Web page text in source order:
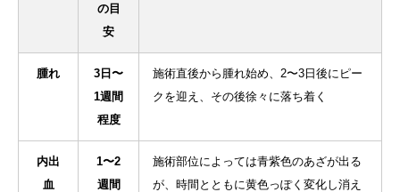
の目
安
腫れ
3日〜
1週間
程度
施術直後から腫れ始め、2〜3日後にピー
クを迎え、その後徐々に落ち着く
内出
血
1〜2
週間
施術部位によっては青紫色のあざが出る
が、時間とともに黄色っぽく変化し消え